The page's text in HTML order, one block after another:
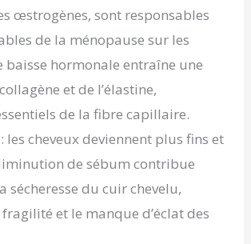
œstrogènes, sont responsables
de la ménopause sur les
baisse hormonale entraîne une
et de l’élastine,
de la fibre capillaire.
les cheveux deviennent plus fins et
de sébum contribue
sécheresse du cuir chevelu,
et le manque d’éclat des